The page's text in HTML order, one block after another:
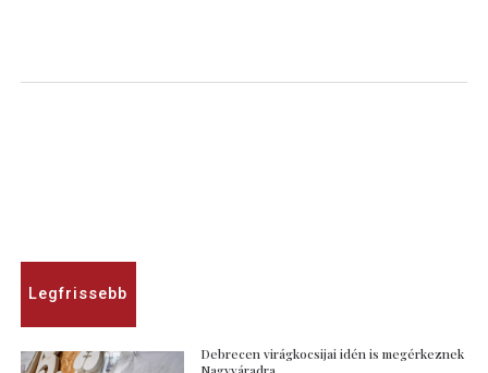
Legfrissebb
Debrecen virágkocsijai idén is megérkeznek